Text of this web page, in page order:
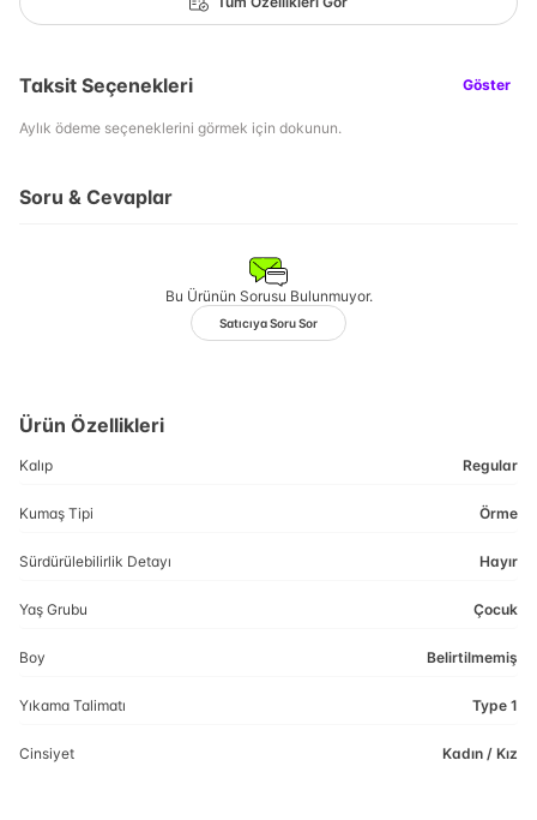
Taksit Seçenekleri Göster
Aylık ödeme seçeneklerini görmek için dokunun.
Soru & Cevaplar
Bu Ürünün Sorusu Bulunmuyor.
Satıcıya Soru Sor
Ürün Özellikleri
Kalıp Regular
Kumaş Tipi Örme
Sürdürülebilirlik Detayı Hayır
Yaş Grubu Çocuk
Boy Belirtilmemiş
Yıkama Talimatı Type 1
Cinsiyet Kadın / Kız